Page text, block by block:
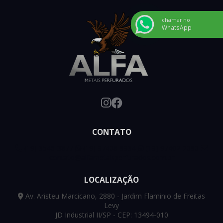
CONTATO
LOCALIZAÇÃO
Av. Aristeu Marcicano, 2880 - Jardim Flaminio de Freitas
Levy
JD Industrial II/SP - CEP: 13494-010
chamar no
WhatsApp